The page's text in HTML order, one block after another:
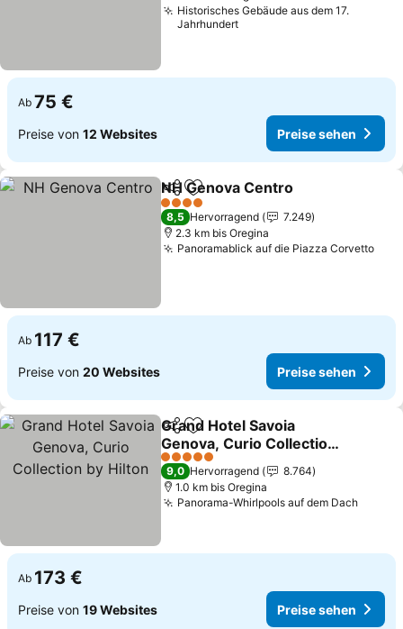
Historisches Gebäude aus dem 17.
Jahrhundert
Ab 75 €
Preise von 12 Websites Preise sehen
TeilenZu Favoriten hinzufügen
NH Genova Centro
4 Sterne
8,5 Hervorragend
7.249
2.3 km bis Oregina
Panoramablick auf die Piazza Corvetto
Ab 117 €
Preise von 20 Websites Preise sehen
TeilenZu Favoriten hinzufügen
Grand Hotel Savoia
Genova, Curio Collection
by Hilton
Preise sehen
5 Sterne
9,0 Hervorragend
8.764
1.0 km bis Oregina
Panorama-Whirlpools auf dem Dach
Ab 173 €
Preise von 19 Websites Preise sehen